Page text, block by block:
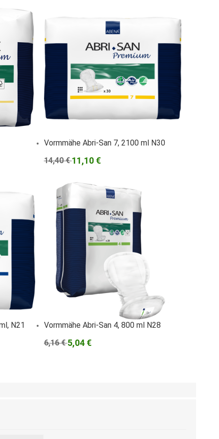
Vormmähe Abri-San 7, 2100 ml N30
14,40 €11,10 €
N21
Vormmähe Abri-San 4, 800 ml N28
6,16 €5,04 €